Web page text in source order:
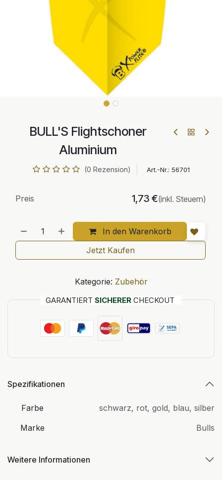
BULL'S Flightschoner
Aluminium
(0 Rezension) Art.-Nr.: 56701
In den Warenkorb
Preis 1,73 €(inkl. Steuern)
Jetzt Kaufen
Kategorie: Zubehör
GARANTIERT SICHERER CHECKOUT
Spezifikationen
Farbe schwarz, rot, gold, blau, silber
Marke
Bulls
Weitere Informationen